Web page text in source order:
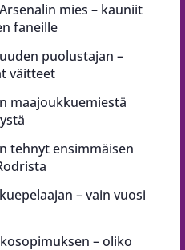
mies – kauniit
faneille
puolustajan –
väitteet
maajoukkuemiestä
tehnyt ensimmäisen
– vain vuosi
– oliko